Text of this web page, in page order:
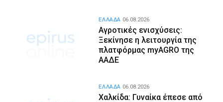
Αγροτικές ενισχύσεις:
Ξεκίνησε η λειτουργία της
πλατφόρμας myAGRO της
ΑΑΔΕ
ΕΛΛΑΔΑ 06.08.2026
Χαλκίδα: Γυναίκα έπεσε από
ΕΛΛΑΔΑ 06.08.2026